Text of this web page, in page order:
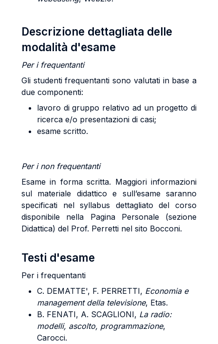
Descrizione dettagliata delle
modalità d'esame
Per i frequentanti
Gli studenti frequentanti sono valutati in base a
due componenti:
lavoro di gruppo relativo ad un progetto di
ricerca e/o presentazioni di casi;
esame scritto.
Per i non frequentanti
Esame in forma scritta. Maggiori informazioni
sul materiale didattico e sull’esame saranno
specificati nel syllabus dettagliato del corso
disponibile nella Pagina Personale (sezione
Didattica) del Prof. Perretti nel sito Bocconi.
Testi d'esame
Per i frequentanti
C. DEMATTE', F. PERRETTI, Economia e
management della televisione, Etas.
B. FENATI, A. SCAGLIONI, La radio:
modelli, ascolto, programmazione,
Carocci.